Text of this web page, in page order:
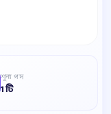
শূন্য পদ
1 টি